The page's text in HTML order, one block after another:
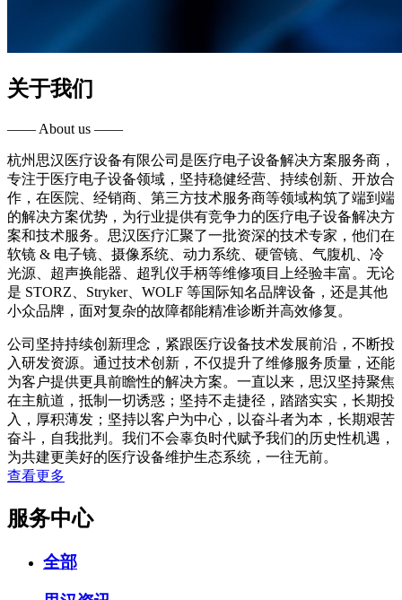
关于我们
—— About us ——
杭州思汉医疗设备有限公司是医疗电子设备解决方案服务商，
专注于医疗电子设备领域，坚持稳健经营、持续创新、开放合
作，在医院、经销商、第三方技术服务商等领域构筑了端到端
的解决方案优势，为行业提供有竞争力的医疗电子设备解决方
案和技术服务。思汉医疗汇聚了一批资深的技术专家，他们在
软镜 & 电子镜、摄像系统、动力系统、硬管镜、气腹机、冷
光源、超声换能器、超乳仪手柄等维修项目上经验丰富。无论
是 STORZ、Stryker、WOLF 等国际知名品牌设备，还是其他
小众品牌，面对复杂的故障都能精准诊断并高效修复。
公司坚持持续创新理念，紧跟医疗设备技术发展前沿，不断投
入研发资源。通过技术创新，不仅提升了维修服务质量，还能
为客户提供更具前瞻性的解决方案。一直以来，思汉坚持聚焦
在主航道，抵制一切诱惑；坚持不走捷径，踏踏实实，长期投
入，厚积薄发；坚持以客户为中心，以奋斗者为本，长期艰苦
奋斗，自我批判。我们不会辜负时代赋予我们的历史性机遇，
为共建更美好的医疗设备维护生态系统，一往无前。
查看更多
服务中心
全部